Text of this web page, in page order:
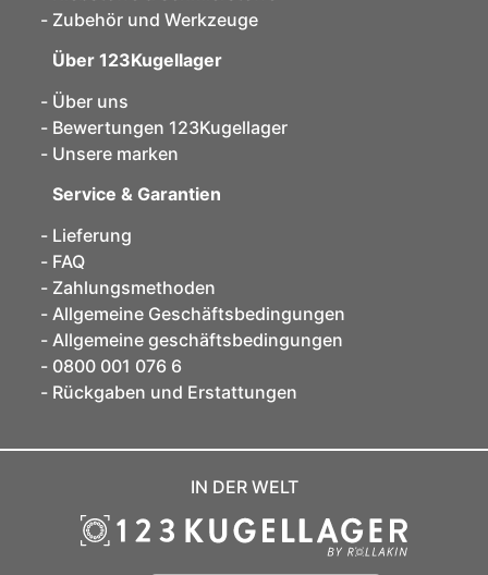
Zubehör und Werkzeuge
Über 123Kugellager
Über uns
Bewertungen 123Kugellager
Unsere marken
Service & Garantien
Lieferung
FAQ
Zahlungsmethoden
Allgemeine Geschäftsbedingungen
Allgemeine geschäftsbedingungen
0800 001 076 6
Rückgaben und Erstattungen
IN DER WELT